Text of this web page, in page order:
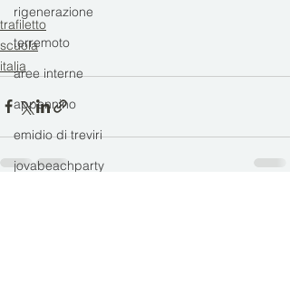
rigenerazione
terremoto
aree interne
appennino
emidio di treviri
jovabeachparty
trafiletto
scuola
italia